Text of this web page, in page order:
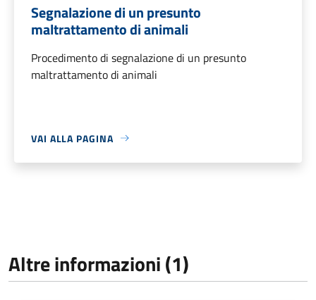
Segnalazione di un presunto
maltrattamento di animali
Procedimento di segnalazione di un presunto
maltrattamento di animali
VAI ALLA PAGINA
Altre informazioni (1)